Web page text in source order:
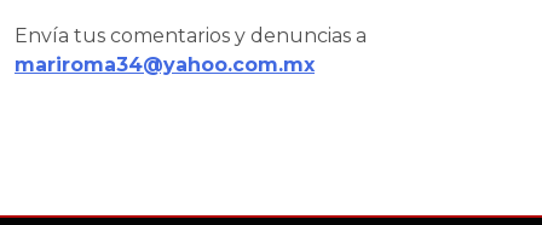
Envía tus comentarios y denuncias a
mariroma34@yahoo.com.mx